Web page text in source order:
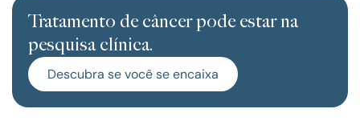
Tratamento de câncer pode estar na
pesquisa clínica.
Descubra se você se encaixa